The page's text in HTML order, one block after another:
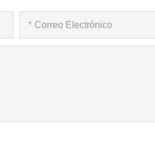
Correo Electrónico